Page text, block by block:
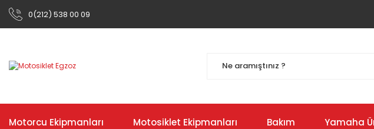
0(212) 538 00 09
Motorcu Ekipmanları Motosiklet Ekipmanları Bakım Yamaha